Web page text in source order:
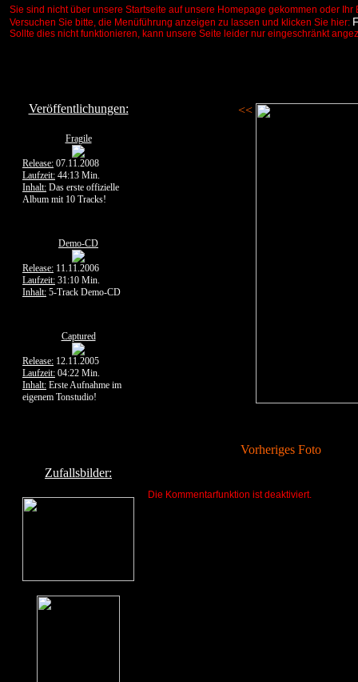
Sie sind nicht über unsere Startseite auf unsere Homepage gekommen oder
Versuchen Sie bitte, die Menüführung anzeigen zu lassen und klicken Sie hier:
Sollte dies nicht funktionieren, kann unsere Seite leider nur eingeschränkt
Veröffentlichungen:
Fragile
Release: 07.11.2008
Laufzeit: 44:13 Min.
Inhalt: Das erste offizielle
Album mit 10 Tracks!
Demo-CD
Release: 11.11.2006
Laufzeit: 31:10 Min.
Inhalt: 5-Track Demo-CD
Captured
Release: 12.11.2005
Laufzeit: 04:22 Min.
Inhalt: Erste Aufnahme im
eigenem Tonstudio!
Zufallsbilder:
<<
Vorheriges Foto
Die Kommentarfunktion ist deaktiviert.